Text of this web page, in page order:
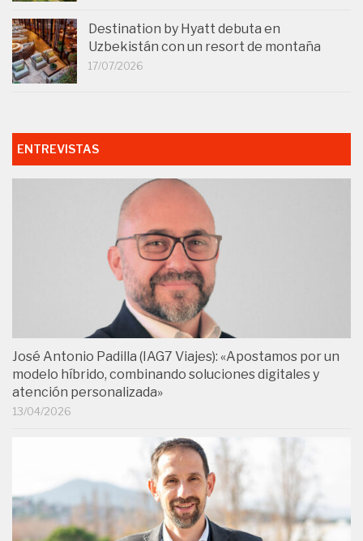
Destination by Hyatt debuta en
Uzbekistán con un resort de montaña
17/07/2026
ENTREVISTAS
José Antonio Padilla (IAG7 Viajes): «Apostamos por un
modelo híbrido, combinando soluciones digitales y
atención personalizada»
13/04/2026